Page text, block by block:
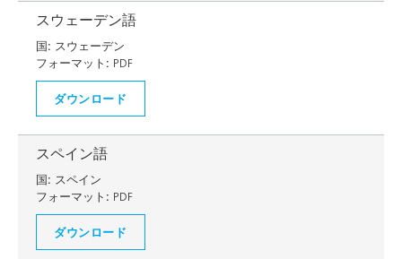
スウェーデン語
国: スウェーデン
フォーマット: PDF
ダウンロード
スペイン語
国: スペイン
フォーマット: PDF
ダウンロード